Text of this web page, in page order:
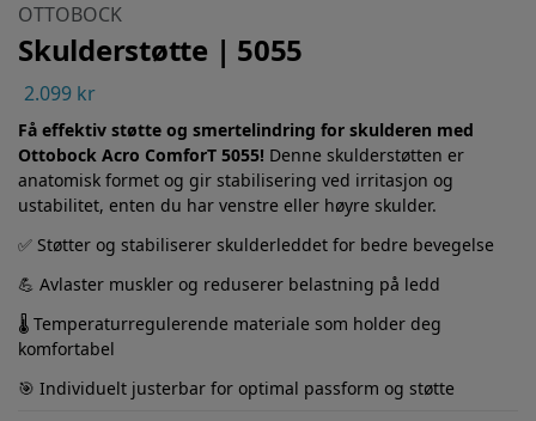
OTTOBOCK
Skulderstøtte | 5055
2.099 kr
Få effektiv støtte og smertelindring for skulderen med
Ottobock Acro ComforT 5055! Denne skulderstøtten er
anatomisk formet og gir stabilisering ved irritasjon og
ustabilitet, enten du har venstre eller høyre skulder.
✅ Støtter og stabiliserer skulderleddet for bedre bevegelse
💪 Avlaster muskler og reduserer belastning på ledd
🌡️ Temperaturregulerende materiale som holder deg
komfortabel
🎯 Individuelt justerbar for optimal passform og støtte